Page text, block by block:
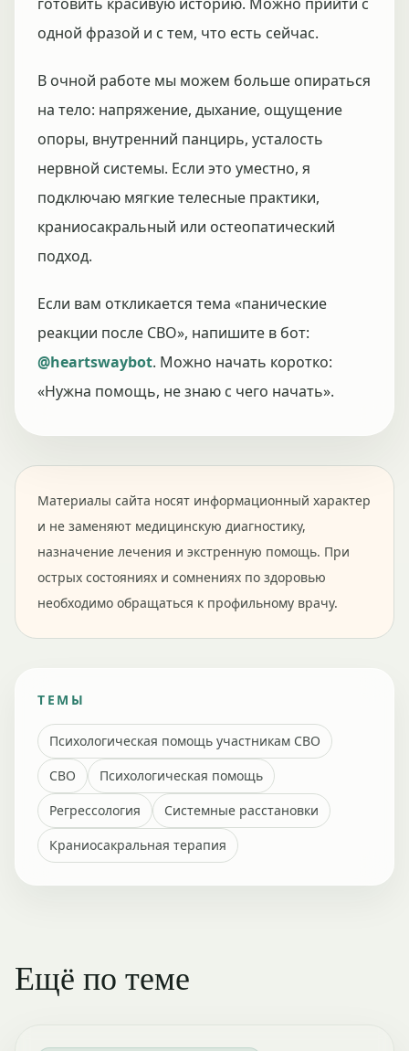
одной фразой и с тем, что есть сейчас.
В очной работе мы можем больше опираться
на тело: напряжение, дыхание, ощущение
опоры, внутренний панцирь, усталость
нервной системы. Если это уместно, я
подключаю мягкие телесные практики,
краниосакральный или остеопатический
подход.
Если вам откликается тема «панические
реакции после СВО», напишите в бот:
@heartswaybot. Можно начать коротко:
«Нужна помощь, не знаю с чего начать».
Материалы сайта носят информационный характер
и не заменяют медицинскую диагностику,
назначение лечения и экстренную помощь. При
острых состояниях и сомнениях по здоровью
необходимо обращаться к профильному врачу.
ТЕМЫ
Психологическая помощь участникам СВО
СВО
Психологическая помощь
Регрессология
Системные расстановки
Краниосакральная терапия
Ещё по теме